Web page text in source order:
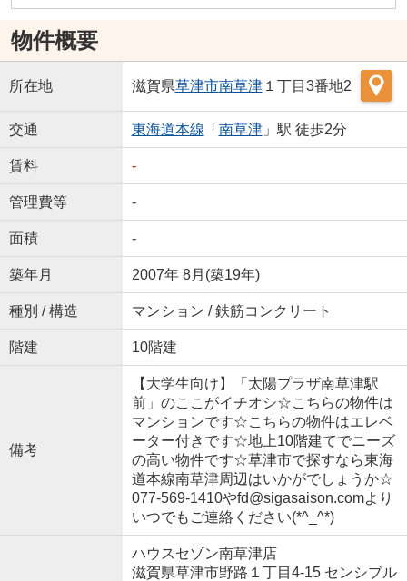
物件概要
所在地 滋賀県草津市南草津１丁目3番地2
交通 東海道本線 「 南草津」駅 徒歩2分
賃料 -
管理費等 -
面積 -
築年月 2007年 8月(築19年)
種別 / 構造 マンション / 鉄筋コンクリート
階建 10階建
備考
【大学生向け】「太陽プラザ南草津駅
前」のここがイチオシ☆こちらの物件は
マンションです☆こちらの物件はエレベ
ーター付きです☆地上10階建てでニーズ
の高い物件です☆草津市で探すなら東海
道本線南草津周辺はいかがでしょうか☆
077-569-1410やfd@sigasaison.comより
いつでもご連絡ください(*^_^*)
ハウスセゾン南草津店
滋賀県草津市野路１丁目4-15 センシブル